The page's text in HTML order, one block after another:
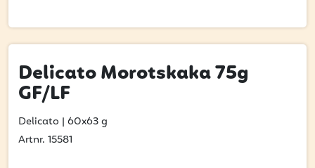
Logga in
Vill du få erbjudanden och vara den första att
få uppdateringar kring kampanjer?
Ange din e-postadress nedan för att ta del av våra nyheter
Delicato Morotskaka 75g
GF/LF
Delicato | 60x63 g
Artnr. 15581